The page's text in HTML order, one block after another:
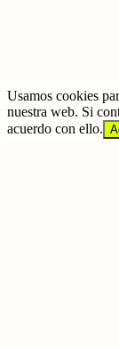
Usamos cookies
nuestra web. Si
acuerdo con ello.